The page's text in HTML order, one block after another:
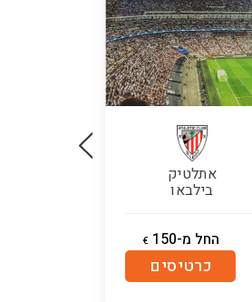
אתלטיק
בילבאו
החל מ-150 €
כרטיסים